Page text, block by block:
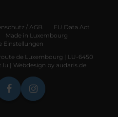
/ AGB
EU Data Act
Made in Luxembourg
Einstellungen
de Luxembourg | LU-6450
| Webdesign by audaris.de